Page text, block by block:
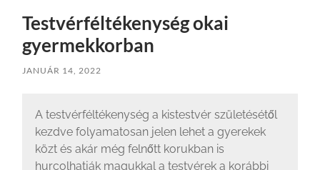
Testvérféltékenység okai
gyermekkorban
JANUÁR 14, 2022
A testvérféltékenység a kistestvér születésétől
kezdve folyamatosan jelen lehet a gyerekek
közt és akár még felnőtt korukban is
hurcolhatják magukkal a testvérek a korábbi